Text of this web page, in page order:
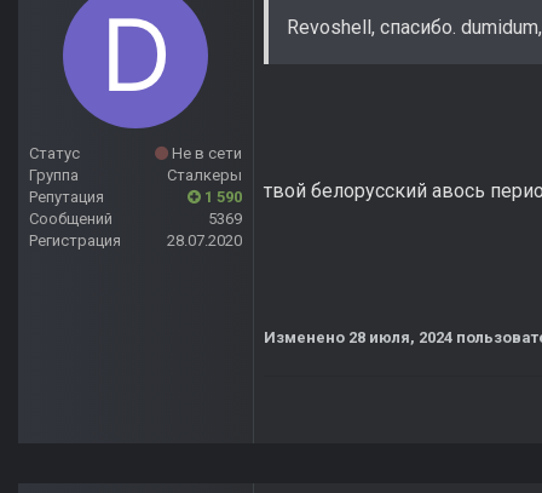
Статус
Не в сети
Группа
Сталкеры
Репутация
1 590
Сообщений
5369
Регистрация
28.07.2020
Revoshell, спасибо.
твой белорусский авось
Изменено 28 июля, 2024